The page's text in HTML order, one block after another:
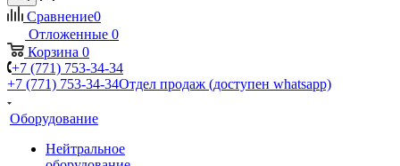
Сравнение0
Отложенные 0
Корзина 0
+7 (771) 753-34-34
+7 (771) 753-34-34Отдел продаж (доступен whatsapp)
Оборудование
Нейтральное